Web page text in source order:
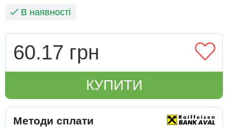
В наявності
60.17 грн
КУПИТИ
Методи сплати